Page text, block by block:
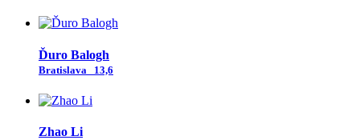
Ďuro Balogh
Bratislava 13,6
Zhao Li